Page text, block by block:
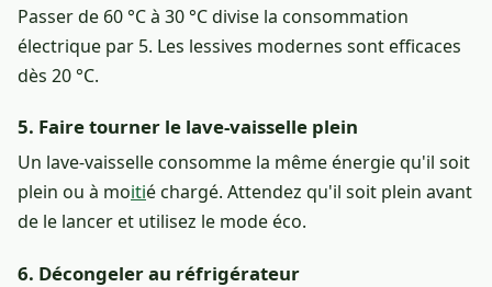
Passer de 60 °C à 30 °C divise la consommation
électrique par 5. Les lessives modernes sont efficaces
dès 20 °C.
5. Faire tourner le lave-vaisselle plein
Un lave-vaisselle consomme la même énergie qu'il soit
plein ou à moitié chargé. Attendez qu'il soit plein avant
de le lancer et utilisez le mode éco.
6. Décongeler au réfrigérateur